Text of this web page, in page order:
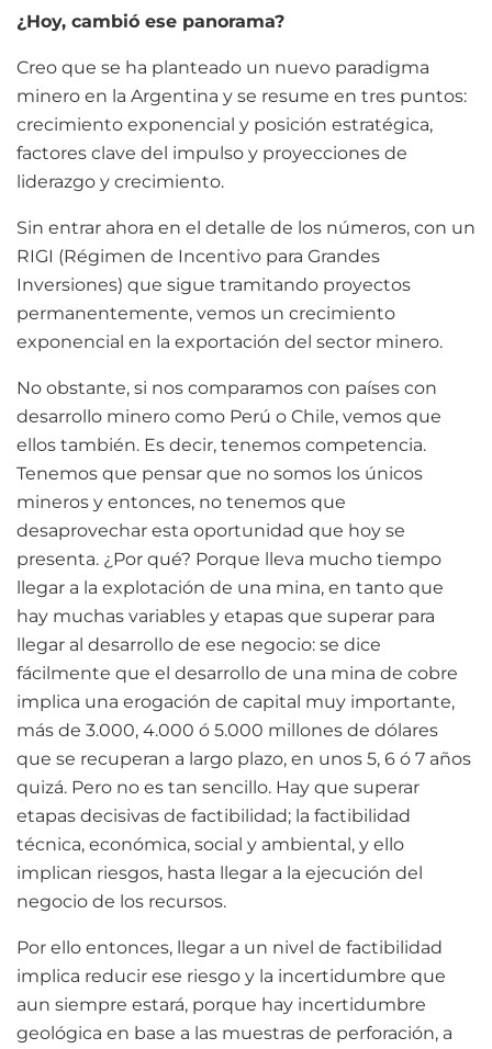
¿Hoy, cambió ese panorama?
Creo que se ha planteado un nuevo paradigma
minero en la Argentina y se resume en tres puntos:
crecimiento exponencial y posición estratégica,
factores clave del impulso y proyecciones de
liderazgo y crecimiento.
Sin entrar ahora en el detalle de los números, con un
RIGI (Régimen de Incentivo para Grandes
Inversiones) que sigue tramitando proyectos
permanentemente, vemos un crecimiento
exponencial en la exportación del sector minero.
No obstante, si nos comparamos con países con
desarrollo minero como Perú o Chile, vemos que
ellos también. Es decir, tenemos competencia.
Tenemos que pensar que no somos los únicos
mineros y entonces, no tenemos que
desaprovechar esta oportunidad que hoy se
presenta. ¿Por qué? Porque lleva mucho tiempo
llegar a la explotación de una mina, en tanto que
hay muchas variables y etapas que superar para
llegar al desarrollo de ese negocio: se dice
fácilmente que el desarrollo de una mina de cobre
implica una erogación de capital muy importante,
más de 3.000, 4.000 ó 5.000 millones de dólares
que se recuperan a largo plazo, en unos 5, 6 ó 7 años
quizá. Pero no es tan sencillo. Hay que superar
etapas decisivas de factibilidad; la factibilidad
técnica, económica, social y ambiental, y ello
implican riesgos, hasta llegar a la ejecución del
negocio de los recursos.
Por ello entonces, llegar a un nivel de factibilidad
implica reducir ese riesgo y la incertidumbre que
aun siempre estará, porque hay incertidumbre
geológica en base a las muestras de perforación, a